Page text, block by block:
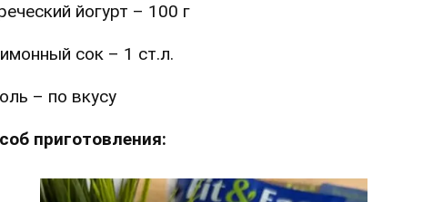
йогурт – 100 г
сок – 1 ст.л.
– по вкусу
приготовления: